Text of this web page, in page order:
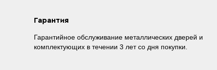
Гарантия
Гарантийное обслуживание металлических дверей и
комплектующих в течении 3 лет со дня покупки.